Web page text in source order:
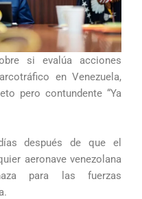
si evalúa acciones
en Venezuela,
pero contundente “Ya
después de que el
aeronave venezolana
para las fuerzas